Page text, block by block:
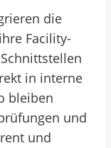
die
Facility-
in interne
bleiben
und
und